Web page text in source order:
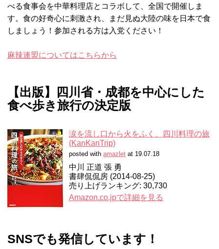
べる食事会を中華料理店とコラボして、全国で開催しま
す。食の好奇心に刺激され、まだ見ぬ大陸の味を日本で食
しましょう！参加される方は入党ください！
麻辣連盟についてはこちらから
【出版】四川省・成都を中心にした
食べ歩き旅行の決定版
涙を流し口から火をふく、四川料理の旅
(KanKanTrip)
posted with amazlet at 19.07.18
中川 正道 張 勇
書肆侃侃房 (2014-08-25)
売り上げランキング: 30,730
Amazon.co.jpで詳細を見る
SNSでも発信しています！